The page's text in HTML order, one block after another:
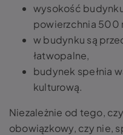
wysokość
powierzchnia 500
w budynku są
łatwopalne,
budynek spełnia
kulturową.
Niezależnie od tego,
obowiązkowy, czy nie,